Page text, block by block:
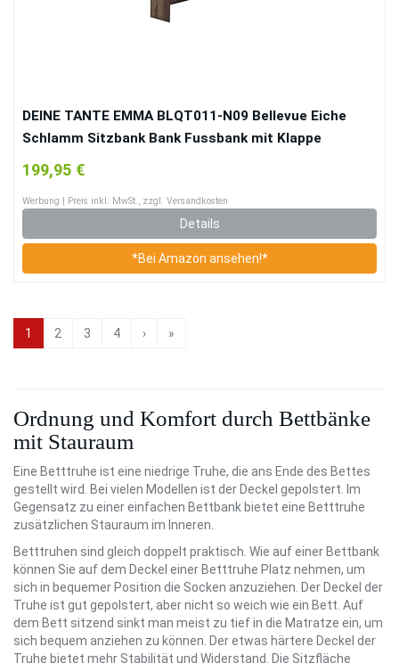
DEINE TANTE EMMA BLQT011-N09 Bellevue Eiche
Schlamm Sitzbank Bank Fussbank mit Klappe
Stauraum Fussteil für Bett Bellevue
199,95 €
Werbung | Preis inkl. MwSt., zzgl. Versandkosten
Details
*Bei Amazon ansehen!*
1 2 3 4 › »
Ordnung und Komfort durch Bettbänke
mit Stauraum
Eine Betttruhe ist eine niedrige Truhe, die ans Ende des Bettes
gestellt wird. Bei vielen Modellen ist der Deckel gepolstert. Im
Gegensatz zu einer einfachen Bettbank bietet eine Betttruhe
zusätzlichen Stauraum im Inneren.
Betttruhen sind gleich doppelt praktisch. Wie auf einer Bettbank
können Sie auf dem Deckel einer Betttruhe Platz nehmen, um
sich in bequemer Position die Socken anzuziehen. Der Deckel der
Truhe ist gut gepolstert, aber nicht so weich wie ein Bett. Auf
dem Bett sitzend sinkt man meist zu tief in die Matratze ein, um
sich bequem anziehen zu können. Der etwas härtere Deckel der
Truhe bietet mehr Stabilität und Widerstand. Die Sitzfläche